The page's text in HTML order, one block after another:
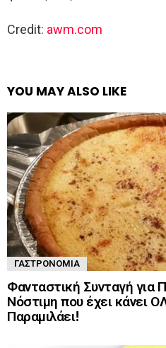
Credit: awm.com
YOU MAY ALSO LIKE
ΓΑΣΤΡΟΝΟΜΊΑ
Φανταστική Συνταγή για
Νόστιμη που έχει κάνει
Παραμιλάει!